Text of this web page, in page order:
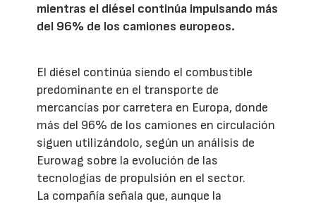
mientras el diésel continúa impulsando más
del 96% de los camiones europeos.
El diésel continúa siendo el combustible
predominante en el transporte de
mercancías por carretera en Europa, donde
más del 96% de los camiones en circulación
siguen utilizándolo, según un análisis de
Eurowag sobre la evolución de las
tecnologías de propulsión en el sector.
La compañía señala que, aunque la